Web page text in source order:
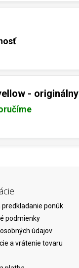
- originálny
predkladanie ponúk
podmienky
údajov
a vrátenie tovaru